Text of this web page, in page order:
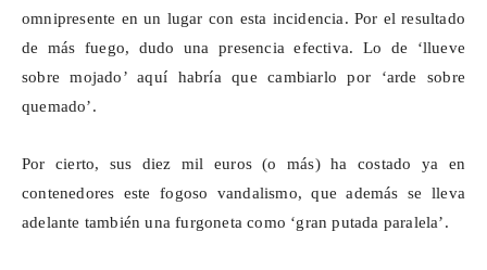
omnipresente en un lugar con esta incidencia. Por el resultado
de más fuego, dudo una presencia efectiva. Lo de ‘llueve
sobre mojado’ aquí habría que cambiarlo por ‘arde sobre
quemado’.
Por cierto, sus diez mil euros (o más) ha costado ya en
contenedores este fogoso vandalismo, que además se lleva
adelante también una furgoneta como ‘gran putada paralela’.